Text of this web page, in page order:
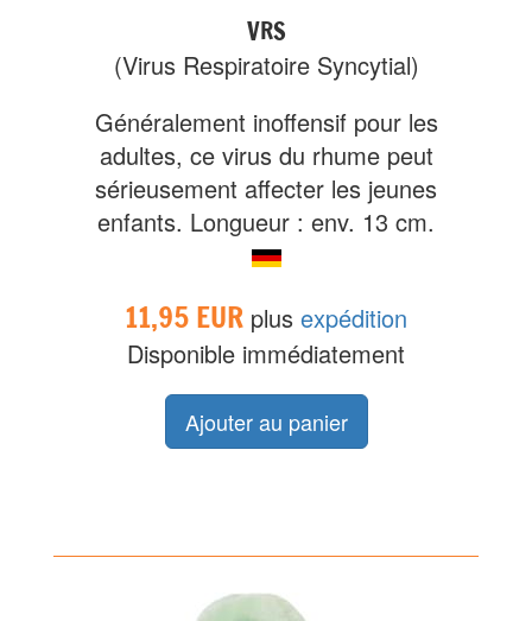
VRS
(Virus Respiratoire Syncytial)
Généralement inoffensif pour les
adultes, ce virus du rhume peut
sérieusement affecter les jeunes
enfants. Longueur : env. 13 cm.
11,95 EUR plus expédition
Disponible immédiatement